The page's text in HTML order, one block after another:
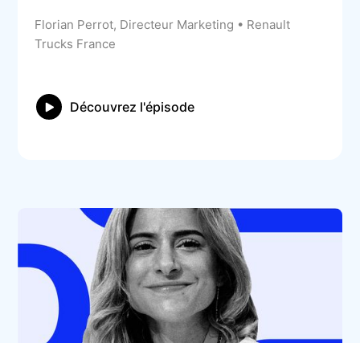
Florian Perrot, Directeur Marketing • Renault
Trucks France
Découvrez l'épisode